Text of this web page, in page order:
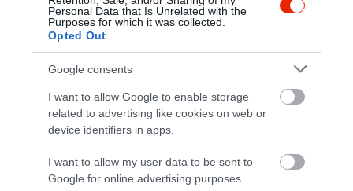
Personal Data that Is Unrelated with the
Purposes for which it was collected.
Opted Out
Google consents
I want to allow Google to enable storage
related to advertising like cookies on web or
device identifiers in apps.
I want to allow my user data to be sent to
Google for online advertising purposes.
b bettina
2024. Július 22.
Perfect!!!!!!Beautiful
surroundings, delicious food
and unique cocktails,nice for a
special treat. Very attentive
service
Jelentés